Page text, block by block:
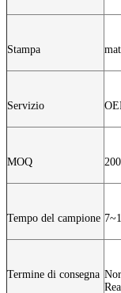
Stampa
Servizio
MOQ
Tempo del campione
Termine di consegna